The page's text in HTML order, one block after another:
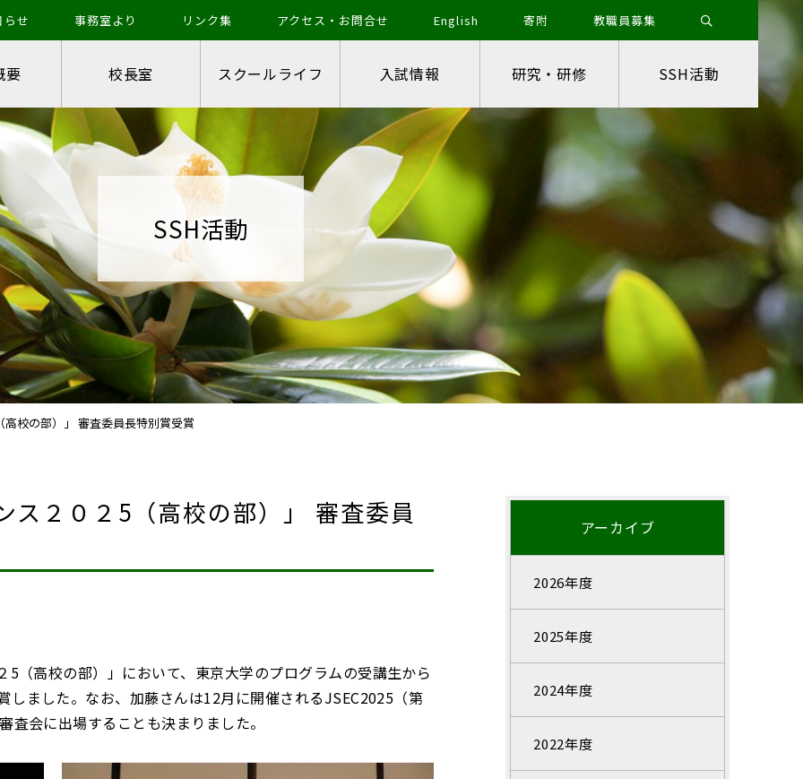
要 校長室 スクールライフ 入試情報 研究・研修 SSH活動
らせ 事務室より リンク集 アクセス・お問合せ English 寄附 教職員募集
SSH活動
ス２０２5（高校の部）」 審査委員
（高校の部）」において、東京大学のプログラムの受講生から
ました。なお、加藤さんは12月に開催されるJSEC2025（第
会に出場することも決まりました。
アーカイブ
2026年度
2025年度
2024年度
2022年度
校の部）」 審査委員長特別賞受賞